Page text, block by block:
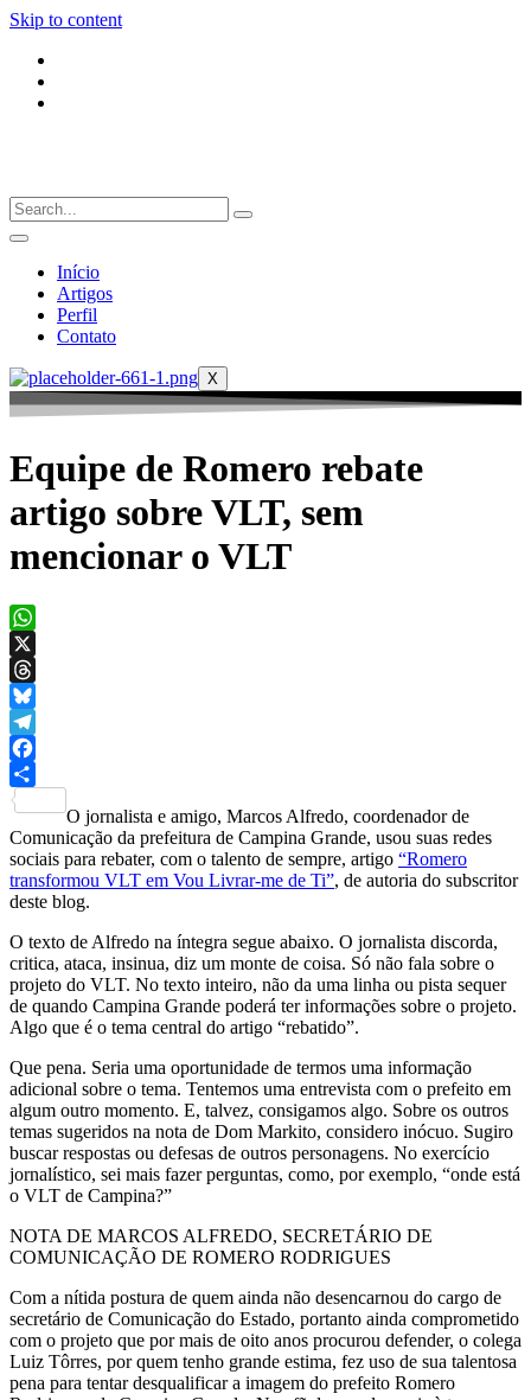
Skip to content
Início
Artigos
Perfil
Contato
X
Equipe de Romero rebate
artigo sobre VLT, sem
mencionar o VLT
WhatsApp
X
Threads
Bluesky
Telegram
Facebook
O jornalista e amigo, Marcos Alfredo, coordenador de
Comunicação da prefeitura de Campina Grande, usou suas redes
sociais para rebater, com o talento de sempre, artigo “Romero
transformou VLT em Vou Livrar-me de Ti”, de autoria do subscritor
deste blog.
O texto de Alfredo na íntegra segue abaixo. O jornalista discorda,
critica, ataca, insinua, diz um monte de coisa. Só não fala sobre o
projeto do VLT. No texto inteiro, não da uma linha ou pista sequer
de quando Campina Grande poderá ter informações sobre o projeto.
Algo que é o tema central do artigo “rebatido”.
Que pena. Seria uma oportunidade de termos uma informação
adicional sobre o tema. Tentemos uma entrevista com o prefeito em
algum outro momento. E, talvez, consigamos algo. Sobre os outros
temas sugeridos na nota de Dom Markito, considero inócuo. Sugiro
buscar respostas ou defesas de outros personagens. No exercício
jornalístico, sei mais fazer perguntas, como, por exemplo, “onde está
o VLT de Campina?”
NOTA DE MARCOS ALFREDO, SECRETÁRIO DE
COMUNICAÇÃO DE ROMERO RODRIGUES
Com a nítida postura de quem ainda não desencarnou do cargo de
secretário de Comunicação do Estado, portanto ainda comprometido
com o projeto que por mais de oito anos procurou defender, o colega
Luiz Tôrres, por quem tenho grande estima, fez uso de sua talentosa
pena para tentar desqualificar a imagem do prefeito Romero